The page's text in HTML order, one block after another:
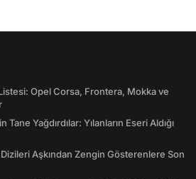
Opel Corsa, Frontera, Mokka ve
Yağdırdılar: Yılanların Eseri Aldığı
Aşkından Zengin Gösterenlere Son